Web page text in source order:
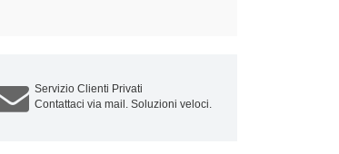
Servizio Clienti Privati
Contattaci via mail. Soluzioni veloci.